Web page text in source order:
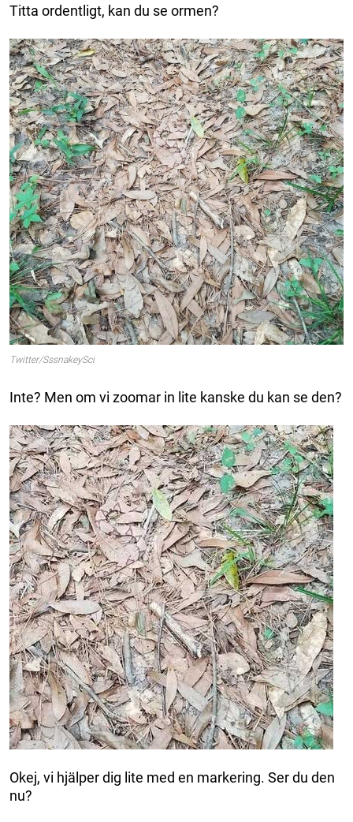
Titta ordentligt, kan du se ormen?
Twitter/SssnakeySci
Inte? Men om vi zoomar in lite kanske du kan se den?
Okej, vi hjälper dig lite med en markering. Ser du den
nu?